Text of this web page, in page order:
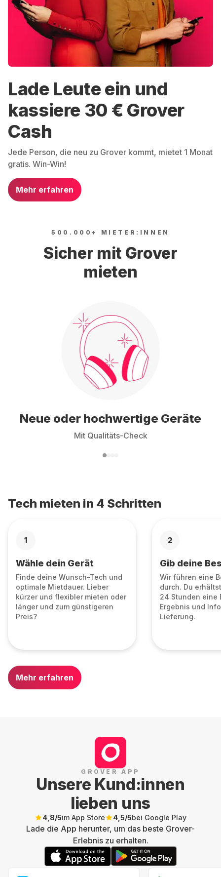
Lade Leute ein und
kassiere 30 € Grover
Cash
Jede Person, die neu zu Grover kommt, mietet 1 Monat
gratis. Win-Win!
Mehr erfahren
500.000+ MIETER:INNEN
Sicher mit Grover
mieten
Neue oder hochwertige Geräte
Mit Qualitäts-Check
Tech mieten in 4 Schritten
1
Wähle dein Gerät
Finde deine Wunsch-Tech und
optimale Mietdauer. Lieber
kürzer und flexibler mieten oder
länger und zum günstigeren
Preis?
2
Gib deine
Wir führen eine
durch. Du
24 Stunden eine
Ergebnis und
Lieferung.
Mehr erfahren
GROVER APP
Unsere Kund:innen
lieben uns
4,8/5im App Store 4,5/5bei Google Play
Lade die App herunter, um das beste Grover-
Erlebnis zu erhalten.